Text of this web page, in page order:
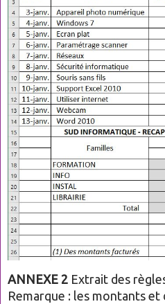
ANNEXE 2 Extrait des
Remarque : les montants